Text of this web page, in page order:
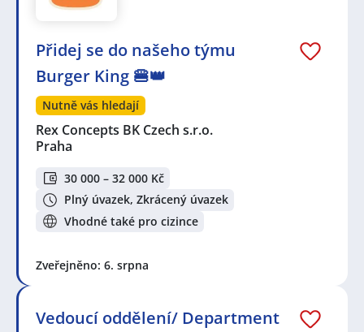
Přidej se do našeho týmu
Burger King 🍔👑
Nutně vás hledají
Rex Concepts BK Czech s.r.o.
Praha
30 000 – 32 000 Kč
Plný úvazek, Zkrácený úvazek
Vhodné také pro cizince
Zveřejněno: 6. srpna
Vedoucí oddělení/ Department